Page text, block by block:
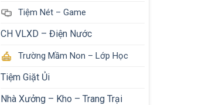
Tiệm Nét – Game
CH VLXD – Điện Nước
Trường Mầm Non – Lớp Học
Tiệm Giặt Ủi
Nhà Xưởng – Kho – Trang Trại